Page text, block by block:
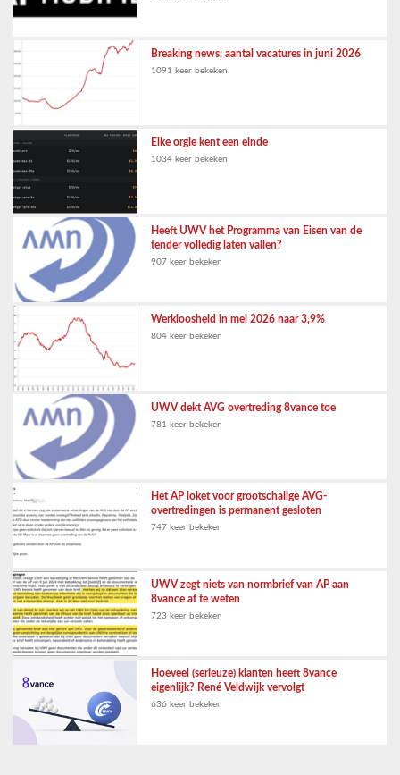
Breaking news: aantal vacatures in juni 2026
1091 keer bekeken
Elke orgie kent een einde
1034 keer bekeken
Heeft UWV het Programma van Eisen van de
tender volledig laten vallen?
907 keer bekeken
Werkloosheid in mei 2026 naar 3,9%
804 keer bekeken
UWV dekt AVG overtreding 8vance toe
781 keer bekeken
Het AP loket voor grootschalige AVG-
overtredingen is permanent gesloten
747 keer bekeken
UWV zegt niets van normbrief van AP aan
8vance af te weten
723 keer bekeken
Hoeveel (serieuze) klanten heeft 8vance
eigenlijk? René Veldwijk vervolgt
636 keer bekeken